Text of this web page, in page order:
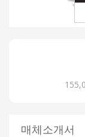
매체소개서